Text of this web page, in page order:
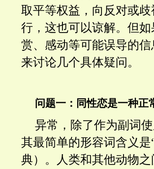
取平等权益，向反对或
行，这也可以谅解。但
赏、感动等可能误导的
来讨论几个具体疑问。
问题一：同性恋是一种正
异常，除了作为副词
其最简单的形容词含义
典）。人类和其他动物